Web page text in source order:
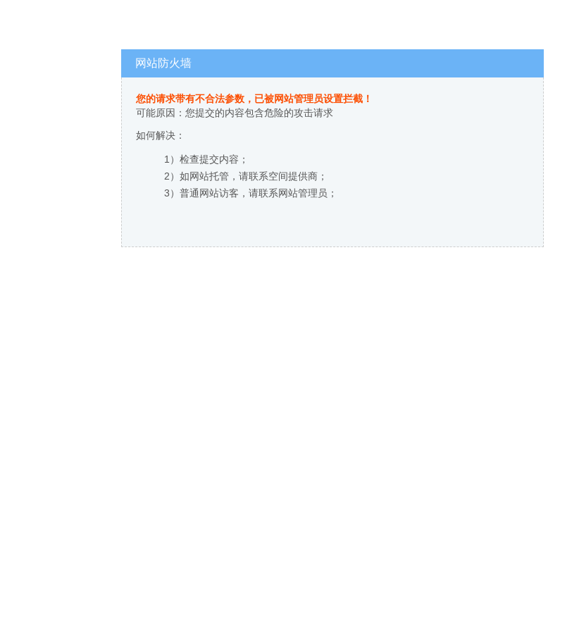
网站防火墙
您的请求带有不合法参数，已被网站管理员设置拦截！
可能原因：您提交的内容包含危险的攻击请求
如何解决：
1）检查提交内容；
2）如网站托管，请联系空间提供商；
3）普通网站访客，请联系网站管理员；